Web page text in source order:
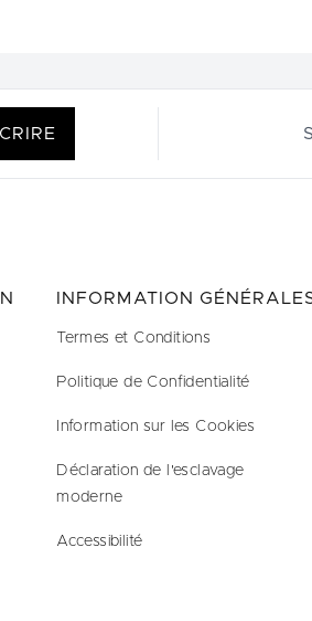
INFORMATION
Termes et Conditions
Politique de Confidentialité
Information sur les Cookies
Déclaration de l'esclavage
moderne
Accessibilité